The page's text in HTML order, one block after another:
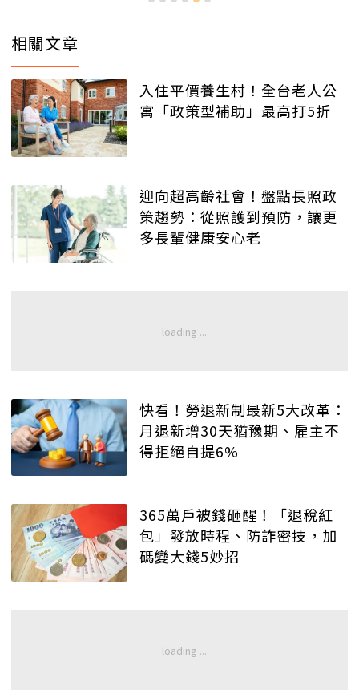
相關文章
入住平價養生村！全台老人公
寓「政策型補助」最高打5折
迎向超高齡社會！盤點長照政
策趨勢：從照護到預防，讓更
多長輩健康安心老
快看！勞退新制最新5大改革：
月退新增30天猶豫期、雇主不
得拒絕自提6%
365萬戶被錢砸醒！「退稅紅
包」發放時程、防詐密技，加
碼變大錢5妙招